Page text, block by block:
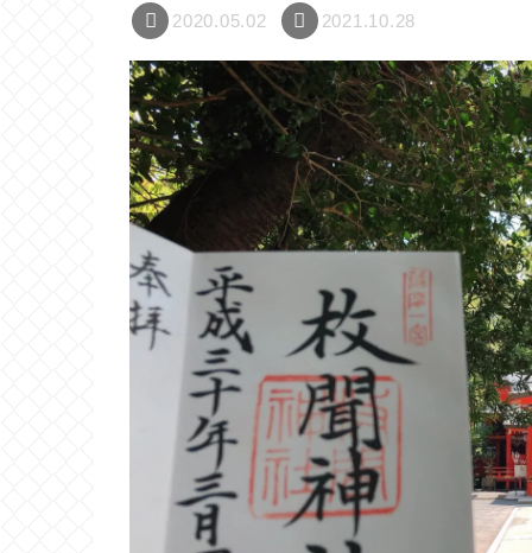
2020.05.02 2021.10.28